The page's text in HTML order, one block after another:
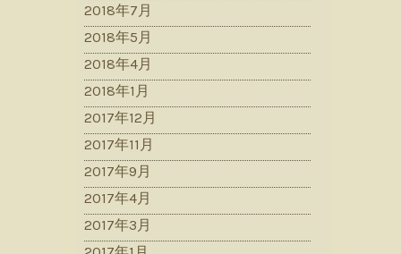
2018年7月
2018年5月
2018年4月
2018年1月
2017年12月
2017年11月
2017年9月
2017年4月
2017年3月